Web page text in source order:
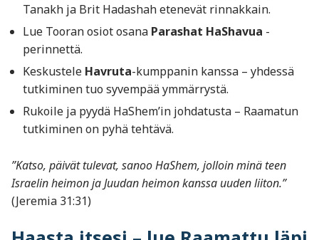
Tanakh ja Brit Hadashah etenevät rinnakkain.
Lue Tooran osiot osana Parashat HaShavua -
perinnettä.
Keskustele Havruta-kumppanin kanssa – yhdessä
tutkiminen tuo syvempää ymmärrystä.
Rukoile ja pyydä HaShem’in johdatusta – Raamatun
tutkiminen on pyhä tehtävä.
”Katso, päivät tulevat, sanoo HaShem, jolloin minä teen
Israelin heimon ja Juudan heimon kanssa uuden liiton.”
(Jeremia 31:31)